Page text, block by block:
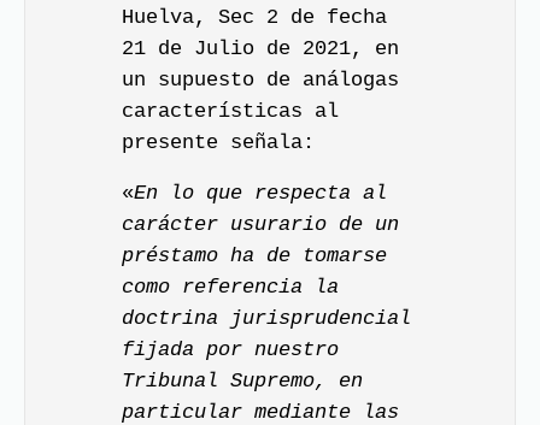
Huelva, Sec 2 de fecha
21 de Julio de 2021, en
un supuesto de análogas
características al
presente señala:
«En lo que respecta al
carácter usurario de un
préstamo ha de tomarse
como referencia la
doctrina jurisprudencial
fijada por nuestro
Tribunal Supremo, en
particular mediante las